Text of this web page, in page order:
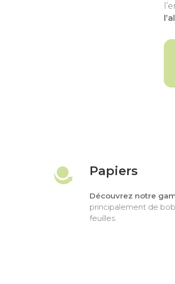
Papiers
Découvrez notre
principalement de
feuilles.